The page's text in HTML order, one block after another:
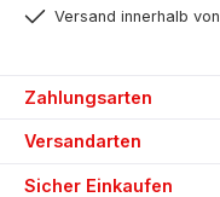
Versand innerhalb
Zahlungsarten
Versandarten
Sicher Einkaufen